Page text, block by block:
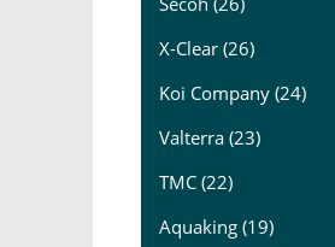
X-Clear (26)
Koi Company (24)
Valterra (23)
TMC (22)
Aquaking (19)